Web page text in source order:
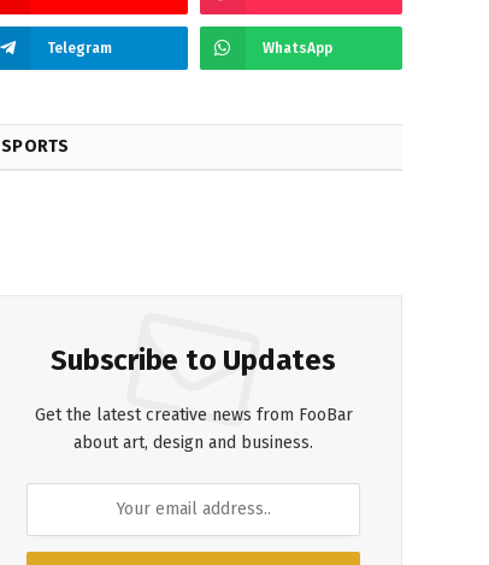
Telegram WhatsApp
SPORTS
Subscribe to Updates
Get the latest creative news from FooBar
about art, design and business.